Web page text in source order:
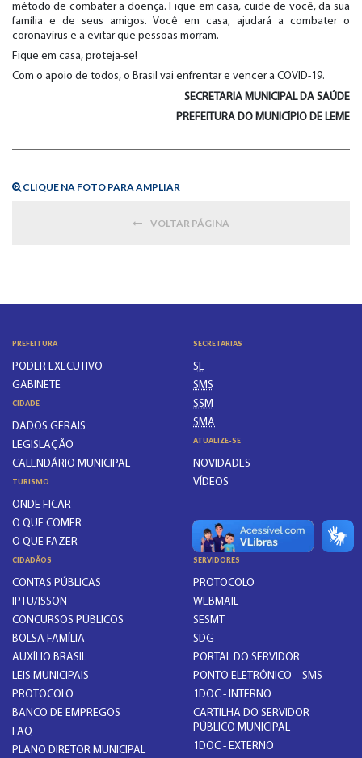
método de combater a doença. Fique em casa, cuide de você, da sua
família e de seus amigos. Você em casa, ajudará a combater o
coronavírus e a evitar que pessoas morram.
Fique em casa, proteja-se!
Com o apoio de todos, o Brasil vai enfrentar e vencer a COVID-19.
SECRETARIA MUNICIPAL DA SAÚDE
PREFEITURA DO MUNICÍPIO DE LEME
CLIQUE NA FOTO PARA AMPLIAR
VOLTAR PÁGINA
PREFEITURA
PODER EXECUTIVO
GABINETE
CIDADE
DADOS GERAIS
LEGISLAÇÃO
CALENDÁRIO MUNICIPAL
TURISMO
ONDE FICAR
O QUE COMER
O QUE FAZER
SECRETARIAS
SE
SMS
SSM
SMA
ATUALIZE-SE
NOVIDADES
VÍDEOS
CIDADÃOS
CONTAS PÚBLICAS
IPTU/ISSQN
CONCURSOS PÚBLICOS
BOLSA FAMÍLIA
AUXÍLIO BRASIL
LEIS MUNICIPAIS
PROTOCOLO
BANCO DE EMPREGOS
FAQ
PLANO DIRETOR MUNICIPAL
SERVIDORES
PROTOCOLO
WEBMAIL
SESMT
SDG
PORTAL DO SERVIDOR
PONTO ELETRÔNICO – SMS
1DOC - INTERNO
CARTILHA DO SERVIDOR
PÚBLICO MUNICIPAL
1DOC - EXTERNO